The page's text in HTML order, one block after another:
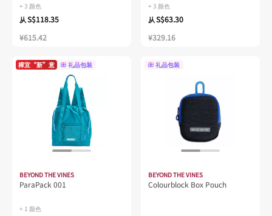
+ 3 颜色
从S$118.35
¥615.42
+ 3 颜色
从S$63.30
¥329.16
樟宜“新”意 礼品包装
BEYOND THE VINES
ParaPack 001
+ 1 颜色
礼品包装
BEYOND THE VINES
Colourblock Box Pouch